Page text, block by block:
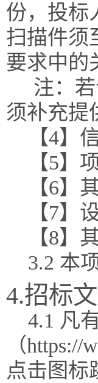
份，投标
扫描件须
要求中的
注：
须补充提
【4】
【5】
【6】
【7】
【8】
3.2 本
4.招标
4.1 凡
（
点击图标